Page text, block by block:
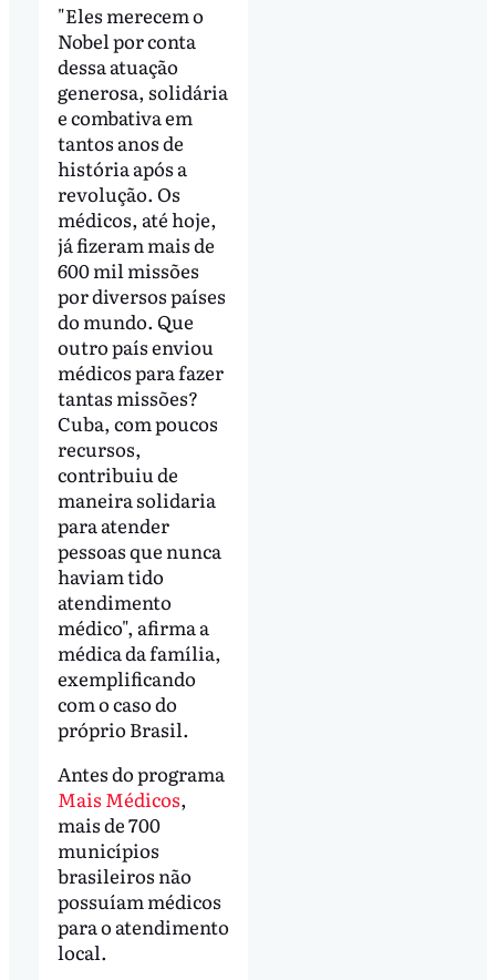
"Eles merecem o
Nobel por conta
dessa atuação
generosa, solidária
e combativa em
tantos anos de
história após a
revolução. Os
médicos, até hoje,
já fizeram mais de
600 mil missões
por diversos países
do mundo. Que
outro país enviou
médicos para fazer
tantas missões?
Cuba, com poucos
recursos,
contribuiu de
maneira solidaria
para atender
pessoas que nunca
haviam tido
atendimento
médico", afirma a
médica da família,
exemplificando
com o caso do
próprio Brasil.
Antes do programa
Mais Médicos,
mais de 700
municípios
brasileiros não
possuíam médicos
para o atendimento
local.